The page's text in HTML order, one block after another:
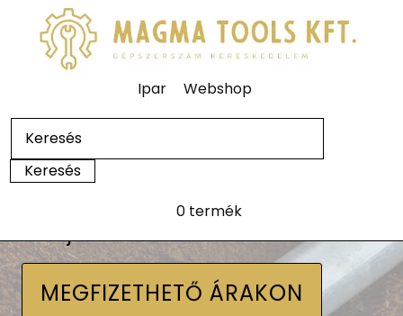
Ipar Webshop
0 termék
MEGFIZETHETŐ ÁRAKON